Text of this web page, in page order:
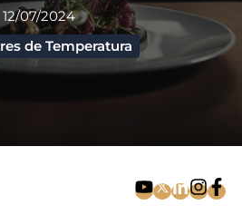
12/07/2024
de Temperatura